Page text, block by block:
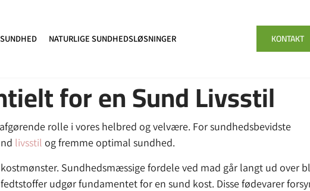
NATURLIGE SUNDHEDSLØSNINGER KONTAKT
for en Sund Livsstil
rolle i vores helbred og velvære. For sundhedsbevidste
livsstil og fremme optimal sundhed.
Sundhedsmæssige fordele ved mad går langt ud over
udgør fundamentet for en sund kost. Disse fødevarer